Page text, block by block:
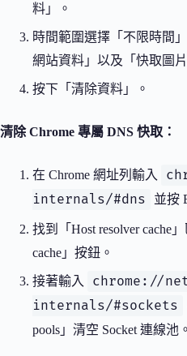
料」。
時間範圍選擇「不限時間
網站資料」以及「快取圖
按下「清除資料」。
清除 Chrome 專屬 DNS 快取：
在 Chrome 網址列輸入
internals/#dns
並按
找到「Host resolver cache
cache」按鈕。
接著輸入
chrome://
internals/#sockets
pools」清空 Socket 連線池。